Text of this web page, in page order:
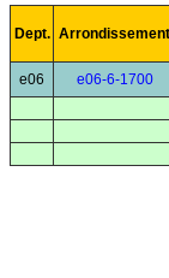
Dept. Arrondissement
e06 e06-6-1700